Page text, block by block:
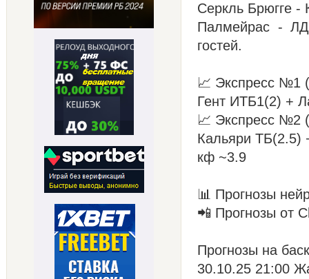
Серкль Брюгге -
Палмейрас -
гостей.
📈 Экспресс №1
Гент ИТБ1(2) +
📈 Экспресс №2
Кальяри ТБ(2.5)
кф ~3.9
📊 Прогнозы
📲 Прогнозы от
Прогнозы на
30.10.25 21:00